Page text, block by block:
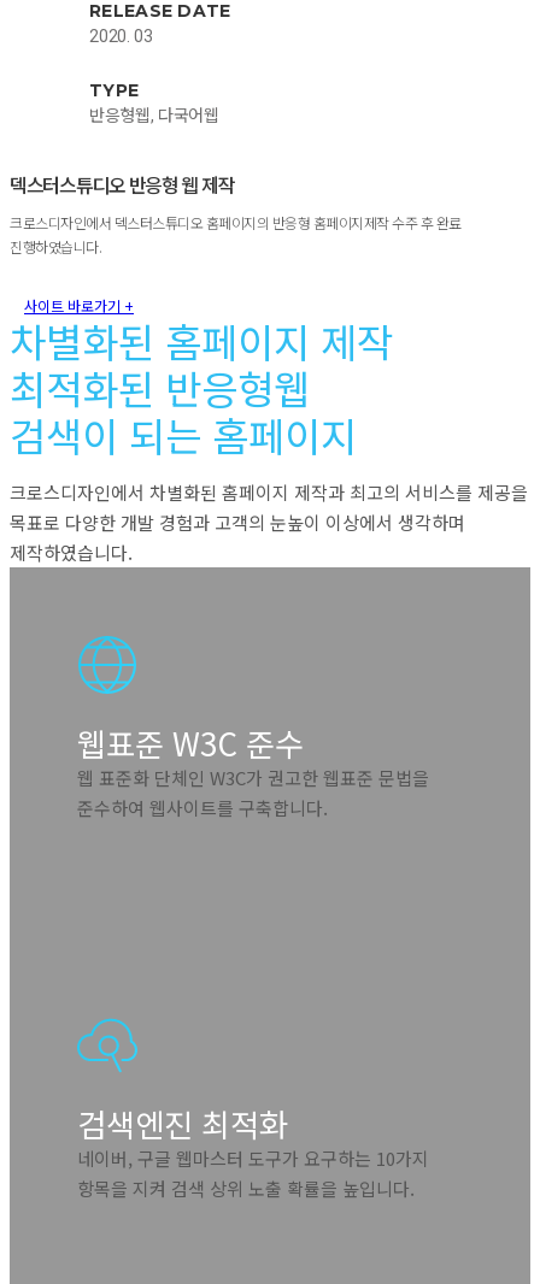
RELEASE DATE
2020. 03
TYPE
반응형웹, 다국어웹
덱스터스튜디오 반응형 웹 제작
크로스디자인에서 덱스터스튜디오 홈페이지의 반응형 홈페이지제작 수주 후 완료
진행하였습니다.
사이트 바로가기 +
차별화된 홈페이지 제작
최적화된 반응형웹
검색이 되는 홈페이지
크로스디자인에서 차별화된 홈페이지 제작과 최고의 서비스를 제공을
목표로 다양한 개발 경험과 고객의 눈높이 이상에서 생각하며
제작하였습니다.
웹표준 W3C 준수
웹 표준화 단체인 W3C가 권고한 웹표준 문법을
준수하여 웹사이트를 구축합니다.
검색엔진 최적화
네이버, 구글 웹마스터 도구가 요구하는 10가지
항목을 지켜 검색 상위 노출 확률을 높입니다.